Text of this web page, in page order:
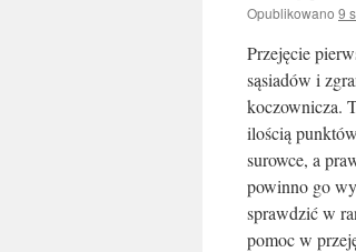
Opublikowano 9
Przejęcie
sąsiadów i
koczownicza.
ilością
surowce, a
powinno go
sprawdzić w
pomoc w